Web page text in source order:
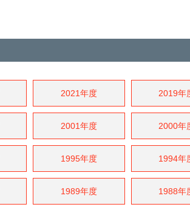
2021年度 2019年
2001年度 2000年
1995年度 1994年
1989年度 1988年